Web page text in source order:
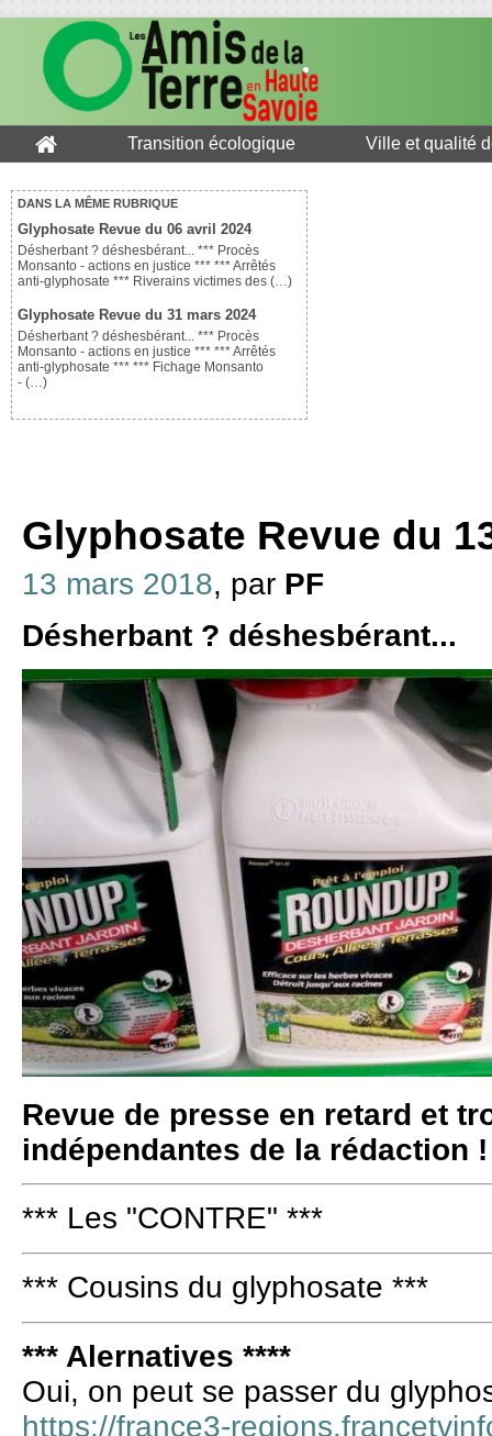
Transition écologique Ville et qualité
DANS LA MÊME RUBRIQUE
Glyphosate Revue du 06 avril 2024
Désherbant ? déshesbérant... *** Procès
Monsanto - actions en justice *** *** Arrêtés
anti-glyphosate *** Riverains victimes des (…)
Glyphosate Revue du 31 mars 2024
Désherbant ? déshesbérant... *** Procès
Monsanto - actions en justice *** *** Arrêtés
anti-glyphosate *** *** Fichage Monsanto
- (…)
Glyphosate Revue du
13 mars 2018, par PF
Désherbant ? déshesbérant...
Revue de presse en retard et
indépendantes de la rédaction !
*** Les "CONTRE" ***
*** Cousins du glyphosate ***
*** Alernatives ****
Oui, on peut se passer du
https://france3-